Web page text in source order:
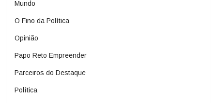
Mundo
O Fino da Política
Opinião
Papo Reto Empreender
Parceiros do Destaque
Política